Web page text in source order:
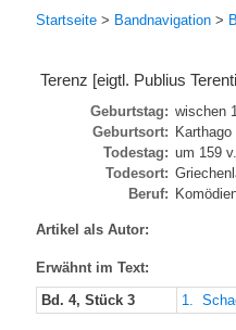
Startseite > Bandnavigation >
Terenz [eigtl. Publius
Geburtstag: wischen
Geburtsort: Karthago
Todestag: um 159
Todesort:
Beruf:
Artikel als Autor:
Erwähnt im Text:
Bd. 4, Stück 3
1.